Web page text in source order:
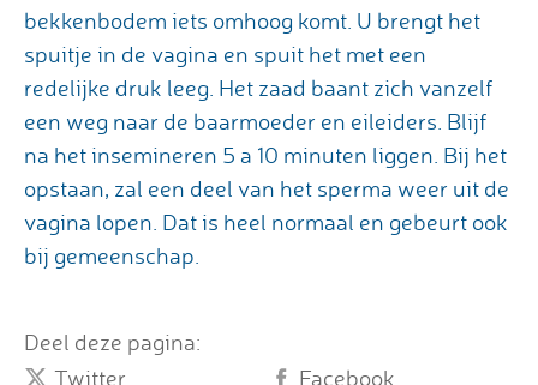
bekkenbodem iets omhoog komt. U brengt het
spuitje in de vagina en spuit het met een
redelijke druk leeg. Het zaad baant zich vanzelf
een weg naar de baarmoeder en eileiders. Blijf
na het insemineren 5 a 10 minuten liggen. Bij het
opstaan, zal een deel van het sperma weer uit de
vagina lopen. Dat is heel normaal en gebeurt ook
bij gemeenschap.
Deel deze pagina:
Twitter
Facebook